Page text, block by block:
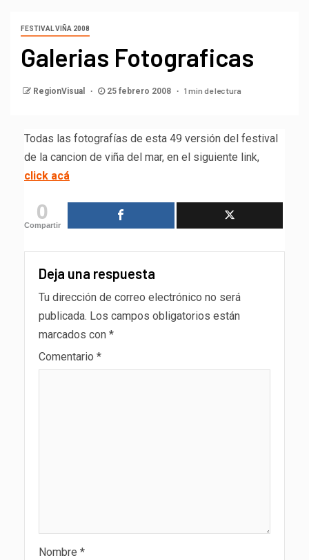
FESTIVAL VIÑA 2008
Galerias Fotograficas
RegionVisual 25 febrero 2008 1 min de lectura
Todas las fotografías de esta 49 versión del festival
de la cancion de viña del mar, en el siguiente link,
click acá
0
Compartir
Deja una respuesta
Tu dirección de correo electrónico no será
publicada. Los campos obligatorios están
marcados con *
Comentario *
Nombre *